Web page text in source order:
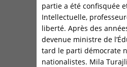
partie a été confisquée
Intellectuelle,
liberté. Après des
devenue ministre de
tard le parti démocrate
nationalistes. Mila